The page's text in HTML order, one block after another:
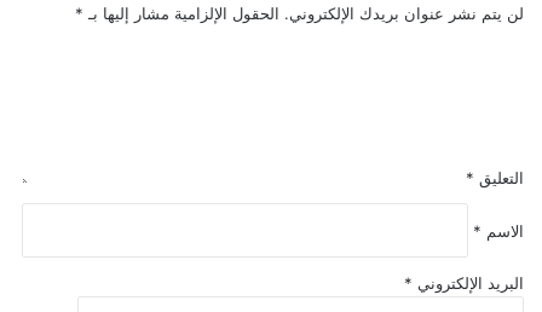
لن يتم نشر عنوان بريدك الإلكتروني. الحقول الإلزامية مشار إليها بـ *
التعليق *
الاسم *
البريد الإلكتروني *